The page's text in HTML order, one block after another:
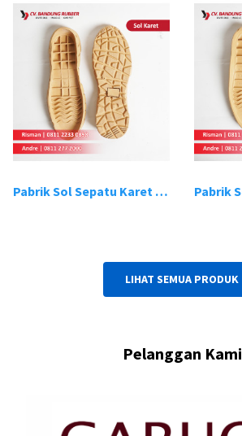
Pabrik Sol Sepatu Karet Bandung 19
LIHAT SEMUA PRODUK
Pelanggan Kami